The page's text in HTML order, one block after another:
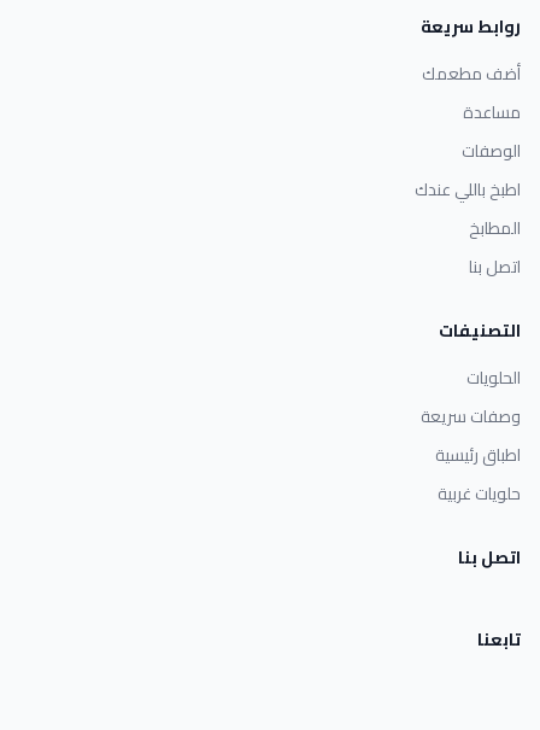
روابط سريعة
أضف مطعمك
مساعدة
الوصفات
اطبخ باللي عندك
المطابخ
اتصل بنا
التصنيفات
الحلويات
وصفات سريعة
اطباق رئيسية
حلويات غربية
اتصل بنا
تابعنا